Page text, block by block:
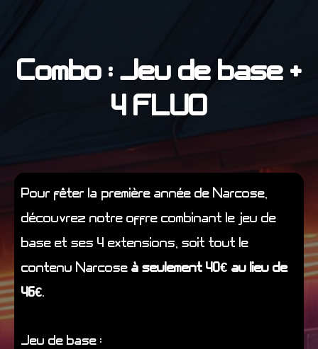
Combo : Jeu de base +
4 FLUO
Pour fêter la première année de Narcose,
découvrez notre offre combinant le jeu de
base et ses 4 extensions, soit tout le
contenu Narcose à seulement 40€ au lieu de
46€.
Jeu de base :